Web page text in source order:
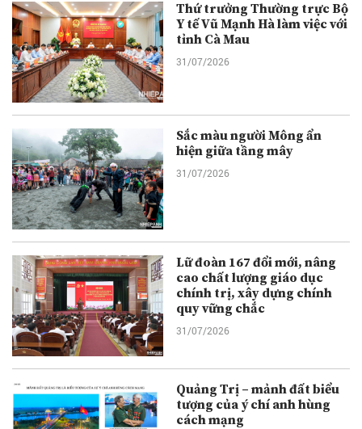
Thứ trưởng Thường trực Bộ
Y tế Vũ Mạnh Hà làm việc với
tỉnh Cà Mau
31/07/2026
Sắc màu người Mông ẩn
hiện giữa tầng mây
31/07/2026
Lữ đoàn 167 đổi mới, nâng
cao chất lượng giáo dục
chính trị, xây dựng chính
quy vững chắc
31/07/2026
Quảng Trị – mảnh đất biểu
tượng của ý chí anh hùng
cách mạng